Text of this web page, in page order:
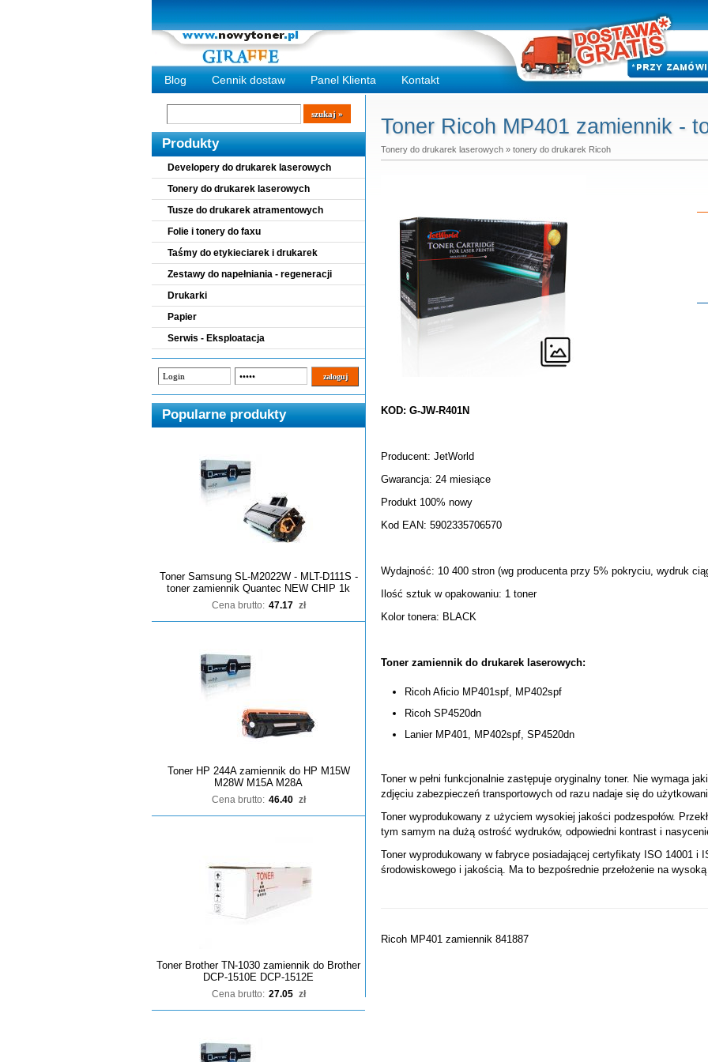
Blog Cennik dostaw Panel Klienta Kontakt
Wyszukiwarka
szukaj
Produkty
Developery do drukarek laserowych
Tonery do drukarek laserowych
Tusze do drukarek atramentowych
Folie i tonery do faxu
Taśmy do etykieciarek i drukarek
Zestawy do napełniania - regeneracji
Drukarki
Papier
Serwis - Eksploatacja
Popularne produkty
Toner Samsung SL-M2022W - MLT-D111S -
toner zamiennik Quantec NEW CHIP 1k
Cena brutto: 47.17 zł
Toner HP 244A zamiennik do HP M15W
M28W M15A M28A
Cena brutto: 46.40 zł
Toner Brother TN-1030 zamiennik do Brother
DCP-1510E DCP-1512E
Cena brutto: 27.05 zł
Toner Ricoh MP401 zamiennik -
Tonery do drukarek laserowych » tonery do drukarek Ricoh
KOD: G-JW-R401N
Producent: JetWorld
Gwarancja: 24 miesiące
Produkt 100% nowy
Kod EAN: 5902335706570
Wydajność: 10 400 stron (wg producenta przy 5% pokryciu, wydruk
Ilość sztuk w opakowaniu: 1 toner
Kolor tonera: BLACK
Toner zamiennik do drukarek laserowych:
Ricoh Aficio MP401spf, MP402spf
Ricoh SP4520dn
Lanier MP401, MP402spf, SP4520dn
Toner w pełni funkcjonalnie zastępuje oryginalny toner. Nie wymaga
zdjęciu zabezpieczeń transportowych od razu nadaje się do
Toner wyprodukowany z użyciem wysokiej jakości podzespołów.
tym samym na dużą ostrość wydruków, odpowiedni kontrast i
Toner wyprodukowany w fabryce posiadającej certyfikaty ISO 14001 i
środowiskowego i jakością. Ma to bezpośrednie przełożenie na
Ricoh MP401 zamiennik 841887